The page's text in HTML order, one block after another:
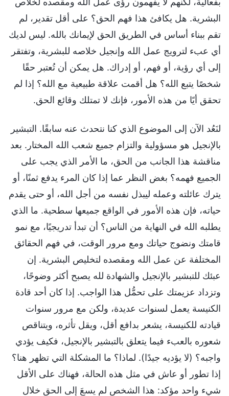
البشرية. هل يكافئ هذا فهم الحق؟ على أقل تقدير، لم
تقم ببناء أساس في الطريق الحق لإيمانك بالله. ليس لديك
أي عبء لترويج عمل الله وإنجيل خلاصه للبشرية، وتفتقر
إلى أي رؤية، أو فهم، أو إدراك. هل يمكن أن تُعتبر حقًا
شخصًا يتبع الله؟ هل أقمت علاقة طبيعية مع الله؟ إذا لم
تحقق أيًا من هذه الأمور، فإنك لا تمتلك وقائع الحق.
لنَعُد الآن إلى الموضوع الذي كنا نتحدث عنه سابقًا. التبشير
بالإنجيل هو مسؤولية والتزام جميع شعب الله المختار. بعد
مناقشة هذا الجانب من الحق، ما الأمر الذي يجب على
الجميع فهمه؟ بغض النظر عما إذا كان المرء يدفع ثمنًا، أو
يترك عائلته وعمله ليبذل نفسه من أجل الله، أو حتى يقدم
حياته، فإن هذه الأمور في الواقع جميعها سطحية. ما الذي
يطلبه الله في النهاية من الناس؟ أن تبدأ تدريجيًا، مع نمو
قامتك ونضوج حياتك ومع مرور الوقت، في فهم الحقائق
المختلفة عن عمل الله ومقصده لتخليص البشرية. إن
عبئك للتبشير بالإنجيل والشهادة لله يصبح أكثر وضوحًا،
وتزداد عزيمتك على تحمُّل هذا الواجب. إذا كان أحد قادة
الكنيسة يعمل لسنوات عديدة، ولكن مع مرور سنوات
قيادته للكنيسة، يشعر بدافع أقل، ويقل تأثره، ويتناقص
شعوره بالعبء فيما يتعلق بالتبشير بالإنجيل، فكيف يؤدي
واجبه؟ (لا يؤديه جيدًا). لماذا؟ ما المشكلة التي تظهر هنا؟
إذا تطور أو عاش في مثل هذه الحالة، فهناك على الأقل
شيء واحد مؤكد: هذا الشخص لم يسعَ إلى الحق خلال